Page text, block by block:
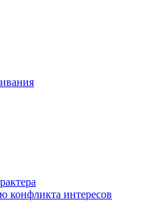
конфликта интересов